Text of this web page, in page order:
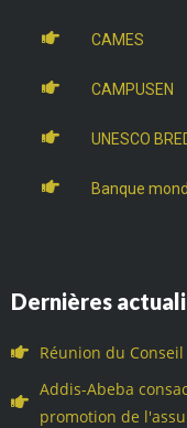
CAMES
CAMPUSEN
UNESCO
Banque
Dernières
Réunion du
Addis-Abeba
promotion de